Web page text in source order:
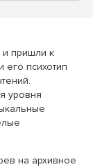
и пришли к
его психотип
уровня
на архивное